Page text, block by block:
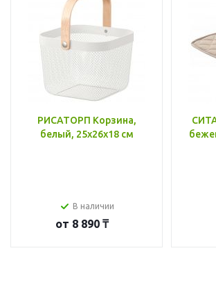
РИСАТОРП Корзина,
белый, 25x26x18 см
В наличии
от 8 890 ₸